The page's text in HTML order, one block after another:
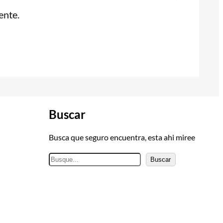
Buscar
Busca que seguro encuentra, esta ahi miree
B
Buscar